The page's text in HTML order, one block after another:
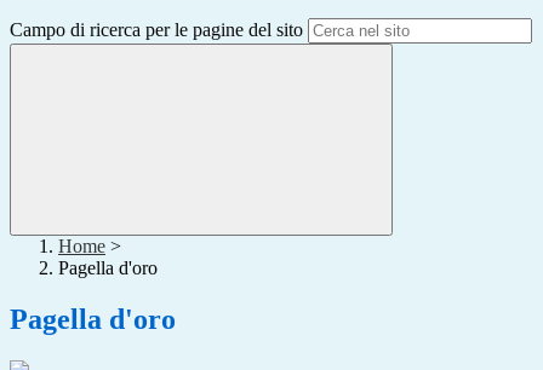
Campo di ricerca per le pagine del sito
Home >
Pagella d'oro
Pagella d'oro